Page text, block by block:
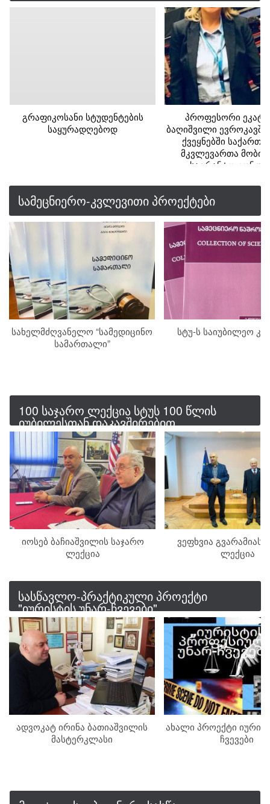
გრაფიკოსანი სტუდენტების
საყურადღებოდ
პროფესორი
ბაღიშვილი
ქვეყნებში
მკვლევართა
საგრანტო
სამეცნიერო-კვლევითი პროექტები
სახელმძღვანელო “სამედიცინო
სამართალი”
სტუ-ს საიუბილეო
100 საჯარო ლექცია სტუს 100 წლის
იუბილესთან დაკავშირებით
იოსებ ბაჩიაშვილის საჯარო
ლექცია
ვეფხვია გვარამიას
ლექცია
სასწავლო-პრაქტიკული პროექტი
"იურისტის უნარ-ჩვევები"
ადვოკატ ირინა ბათიაშვილის
მასტერკლასი
ახალი პროექტი
ჩვევები